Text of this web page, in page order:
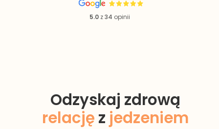
5.0 z34 opinii
Odzyskaj zdrową
relację z jedzeniem